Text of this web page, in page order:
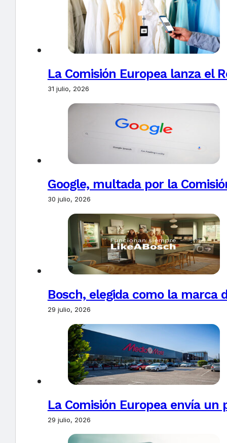
La Comisión Europea lanza el
31 julio, 2026
Google, multada por la
30 julio, 2026
Bosch, elegida como la marca
29 julio, 2026
La Comisión Europea envía un
29 julio, 2026